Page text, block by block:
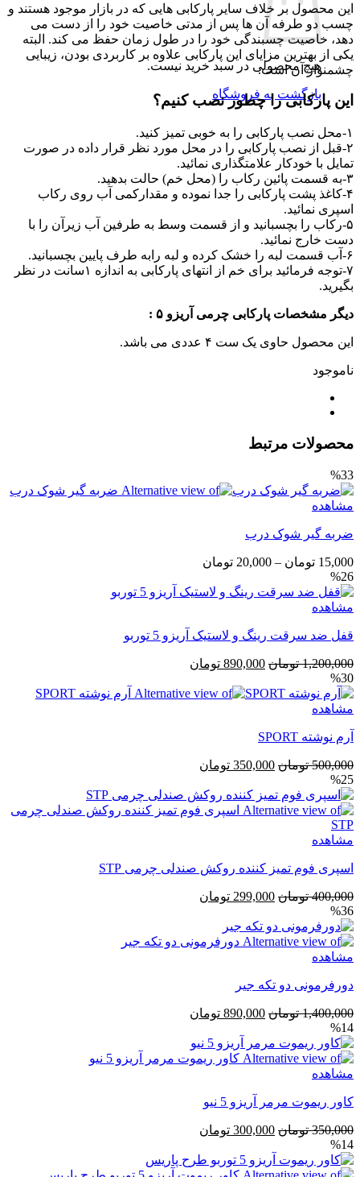
هیچ محصولی در سبد خرید نیست.
بازگشت به فروشگاه
این محصول بر خلاف سایر پارکابی هایی که در بازار موجود هستند و
چسب دو طرفه آن ها پس از مدتی خاصیت خود را از دست می
دهد، خاصیت چسبندگی خود را در طول زمان حفظ می کند. البته
یکی از بهترین مزایای این پارکابی علاوه بر کاربردی بودن، زیبایی
چشمنواز آن است.
این پارکابی را چطور نصب کنیم؟
۱-محل نصب پارکابی را به خوبی تمیز کنید.
۲-قبل از نصب پارکابی را در محل مورد نظر قرار داده در صورت
تمایل با خودکار علامتگذاری نمائید.
۳-به قسمت پائین رکاب را (محل خم) حالت بدهید.
۴-کاغذ پشت پارکابی را جدا نموده و مقدارکمی آب روی رکاب
اسپری نمائید.
۵-رکاب را بچسبانید و از قسمت وسط به طرفین آب زیرآن را با
دست خارج نمائید.
۶-آب قسمت لبه را خشک کرده و لبه رابه طرف پایین بچسبانید.
۷-توجه فرمائید برای خم از انتهای پارکابی به اندازه ۱سانت در نظر
بگیرید.
دیگر مشخصات پارکابی چرمی آریزو ۵ :
این محصول حاوی یک ست ۴ عددی می باشد.
ناموجود
محصولات مرتبط
%33
مشاهده
ضربه گیر شوک درب
15,000 تومان –
20,000 تومان
15,000 تومان
%26
مشاهده
قفل ضد سرقت رینگ و لاستیک آریزو 5 توربو
1,200,000 تومان قیمت
1,200,000 تومان
890,000 تومان
890,000 تومان
%30
مشاهده
آرم نوشته SPORT
500,000 تومان قیمت
500,000 تومان
بود.
350,000 تومان
350,000 تومان
است.
%25
مشاهده
اسپری فوم تمیز کننده روکش صندلی چرمی STP
400,000 تومان قیمت
400,000 تومان
بود.
299,000 تومان
است.
%36
مشاهده
دورفرمونی دو تکه جیر
1,400,000 تومان قیمت
1,400,000 تومان
بود.
890,000 تومان
است.
%14
مشاهده
کاور ریموت مرمر آریزو 5 نیو
350,000 تومان قیمت
350,000 تومان
300,000 تومان
300,000 تومان
%14